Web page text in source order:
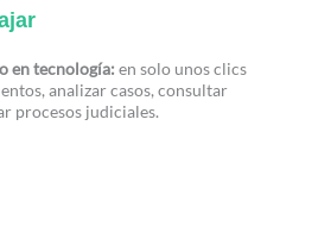
en tecnología: en solo unos clics
analizar casos, consultar
procesos judiciales.